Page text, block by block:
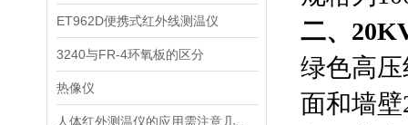
ET962D便携式红外线测温仪
3240与FR-4环氧板的区分
热像仪
二、
绿色高
面和墙